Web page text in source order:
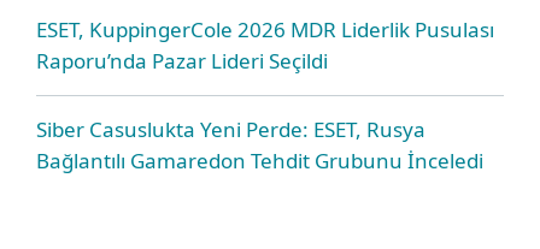
ESET, KuppingerCole 2026 MDR Liderlik Pusulası
Raporu’nda Pazar Lideri Seçildi
Siber Casuslukta Yeni Perde: ESET, Rusya
Bağlantılı Gamaredon Tehdit Grubunu İnceledi